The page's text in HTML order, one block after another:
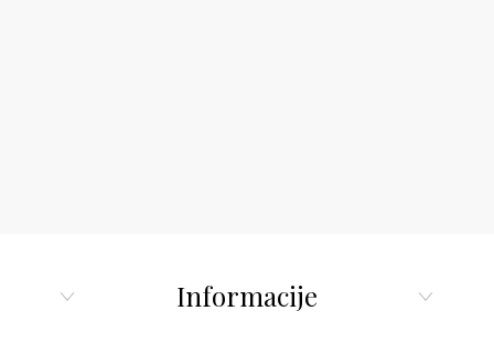
Informacije